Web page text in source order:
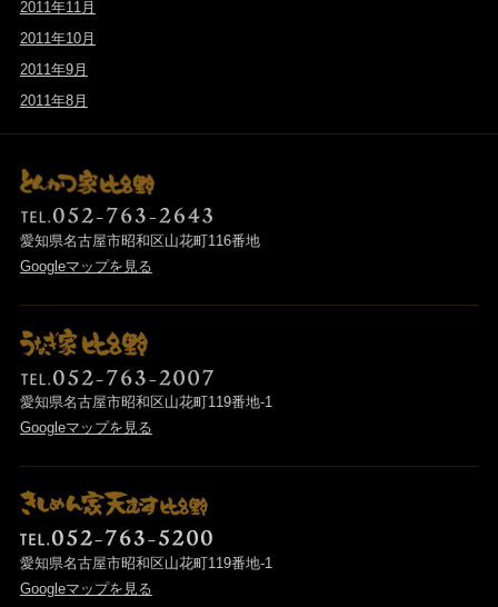
2011年11月
2011年10月
2011年9月
2011年8月
愛知県名古屋市昭和区山花町116番地
Googleマップを見る
愛知県名古屋市昭和区山花町119番地-1
Googleマップを見る
愛知県名古屋市昭和区山花町119番地-1
Googleマップを見る